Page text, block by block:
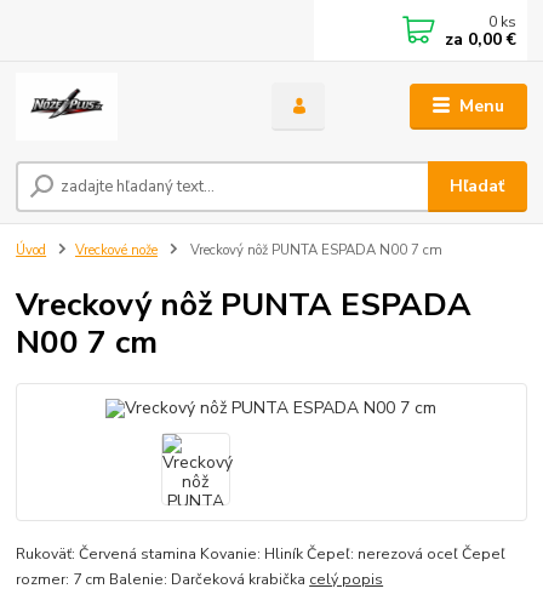
Menu
Hľadať
0 ks
za 0,00 €
Úvod Vreckové nože Vreckový nôž PUNTA ESPADA N00 7 cm
Vreckový nôž PUNTA ESPADA
N00 7 cm
Rukoväť: Červená stamina Kovanie: Hliník Čepeľ: nerezová oceľ Čepeľ
rozmer: 7 cm Balenie: Darčeková krabička celý popis